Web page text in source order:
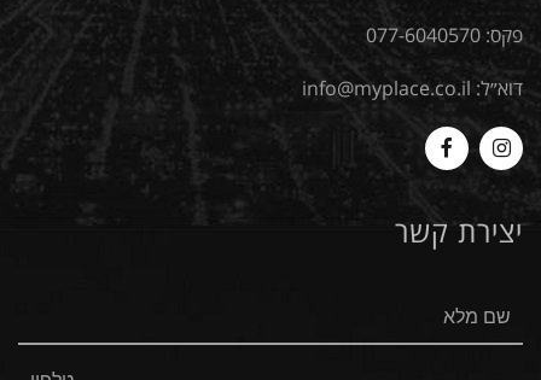
פקס: 077-6040570
דוא״ל: info@myplace.co.il
Myplace
-
Instagram
MyPlace
Facebook
יצירת קשר